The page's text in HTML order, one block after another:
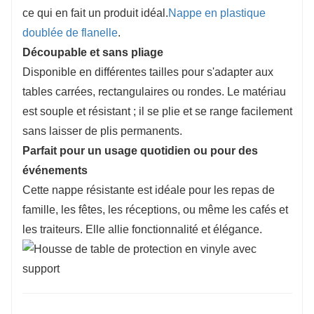
ce qui en fait un produit idéal.Nappe en plastique
doublée de flanelle.
Découpable et sans pliage
Disponible en différentes tailles pour s'adapter aux
tables carrées, rectangulaires ou rondes. Le matériau
est souple et résistant ; il se plie et se range facilement
sans laisser de plis permanents.
Parfait pour un usage quotidien ou pour des
événements
Cette nappe résistante est idéale pour les repas de
famille, les fêtes, les réceptions, ou même les cafés et
les traiteurs. Elle allie fonctionnalité et élégance.